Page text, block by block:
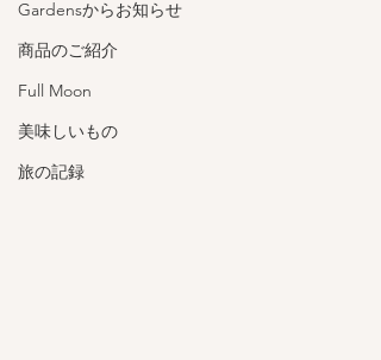
Gardensからお知らせ
商品のご紹介
Full Moon
美味しいもの
旅の記録